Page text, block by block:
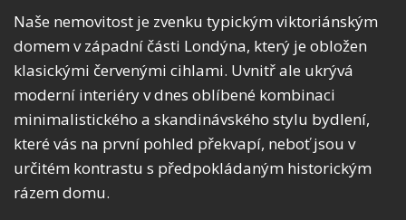
Naše nemovitost je zvenku typickým viktoriánským
domem v západní části Londýna, který je obložen
klasickými červenými cihlami. Uvnitř ale ukrývá
moderní interiéry v dnes oblíbené kombinaci
minimalistického a skandinávského stylu bydlení,
které vás na první pohled překvapí, neboť jsou v
určitém kontrastu s předpokládaným historickým
rázem domu.